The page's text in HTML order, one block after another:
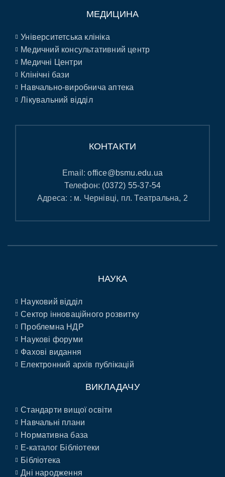
МЕДИЦИНА
Університетська клініка
Медичний консультативний центр
Медичні Центри
Клінічні бази
Навчально-виробнича аптека
Лікувальний відділ
КОНТАКТИ
Email:office@bsmu.edu.ua
Телефон: (0372) 55-37-54
Адреса: : м. Чернівці, пл. Театральна, 2
НАУКА
Науковий відділ
Сектор інноваційного розвитку
Проблемна НДР
Наукові форуми
Фахові видання
Електронний архів публікацій
ВИКЛАДАЧУ
Стандарти вищої освіти
Навчальні плани
Нормативна база
E-каталог Бібліотеки
Бібліотека
Дні народження